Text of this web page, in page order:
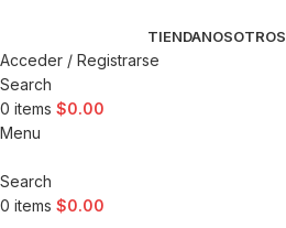
TIENDANOSOTROS
Acceder / Registrarse
Search
0 items $0.00
Menu
Search
0 items $0.00